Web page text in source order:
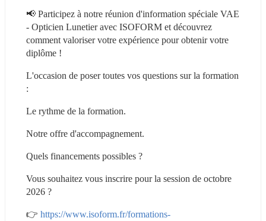
📢 Participez à notre réunion d'information spéciale VAE
- Opticien Lunetier avec ISOFORM et découvrez
comment valoriser votre expérience pour obtenir votre
diplôme !
L'occasion de poser toutes vos questions sur la formation
:
Le rythme de la formation.
Notre offre d'accompagnement.
Quels financements possibles ?
Vous souhaitez vous inscrire pour la session de octobre
2026 ?
👉 https://www.isoform.fr/formations-